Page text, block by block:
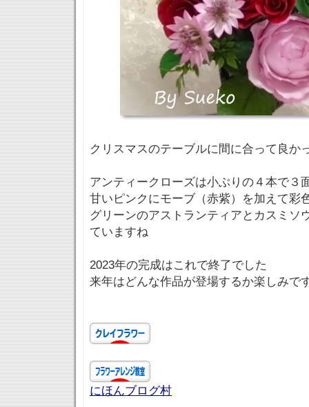
クリスマスのテーブルに間に合って良か
アンティークローズは小ぶりの４本で３
甘いピンクにモーブ（赤紫）を加えて
グリーンのアストランティアとカスミソ
ていますね
2023年の完成はこれで終了でした
来年はどんな作品が登場するか楽しみで
にほんブログ村